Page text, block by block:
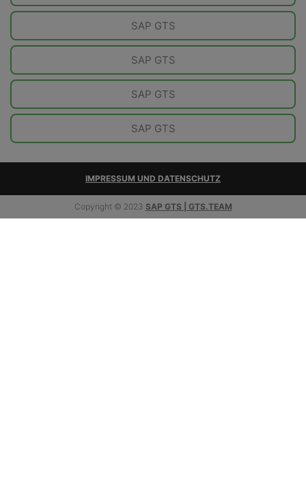
SAP GTS
SAP GTS
SAP GTS
SAP GTS
IMPRESSUM UND DATENSCHUTZ
Copyright © 2023 SAP GTS | GTS.TEAM